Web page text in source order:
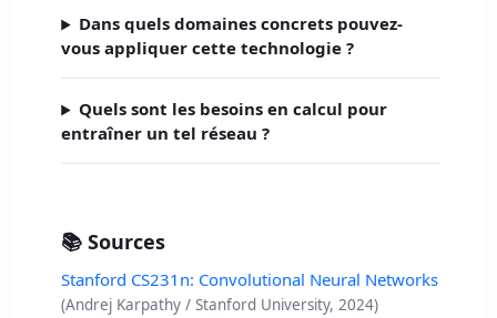
Dans quels domaines concrets pouvez-
vous appliquer cette technologie ?
Quels sont les besoins en calcul pour
entraîner un tel réseau ?
📚 Sources
Stanford CS231n: Convolutional Neural Networks
(Andrej Karpathy / Stanford University, 2024)